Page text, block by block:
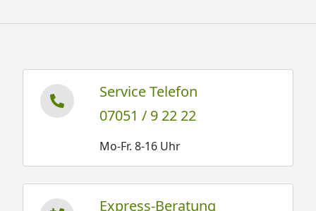
Service Telefon
07051 / 9 22 22
Mo-Fr. 8-16 Uhr
Express-Beratung